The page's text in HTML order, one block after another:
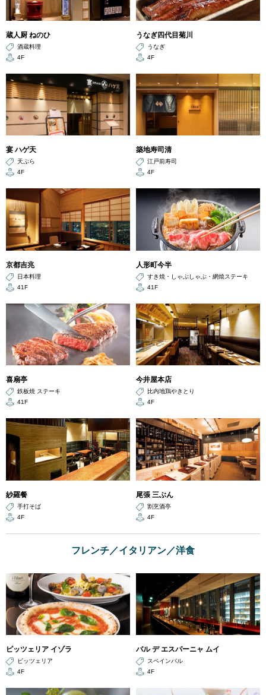
蔵人厨 ねのひ
酒蔵料理
4F
うなぎ四代目菊川
うなぎ
4F
宴 ハゲ天
天ぷら
4F
築地寿司清
江戸前寿司
4F
京都吉兆
日本料理
41F
人形町今半
すき焼・しゃぶしゃぶ・網焼ステーキ
41F
喜扇亭
鉄板焼 ステーキ
41F
今井屋本店
比内地鶏やきとり
4F
紗羅餐
手打そば
4F
尾張 三ぶん
割烹酒亭
4F
フレンチ／イタリアン／洋食
ピッツェリア イゾラ
ピッツェリア
4F
バル デ エスパーニャ ムイ
スペインバル
4F